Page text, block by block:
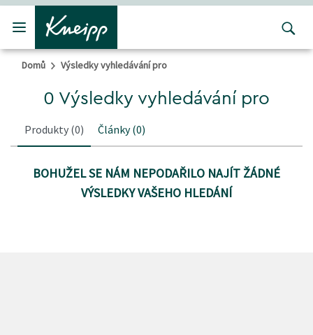
Přejít na hlavní obsah
Přejít na obsah patičky
Domů Výsledky vyhledávání pro
0 Výsledky vyhledávání pro
Produkty (0) Články(0)
BOHUŽEL SE NÁM NEPODAŘILO NAJÍT ŽÁDNÉ
VÝSLEDKY VAŠEHO HLEDÁNÍ